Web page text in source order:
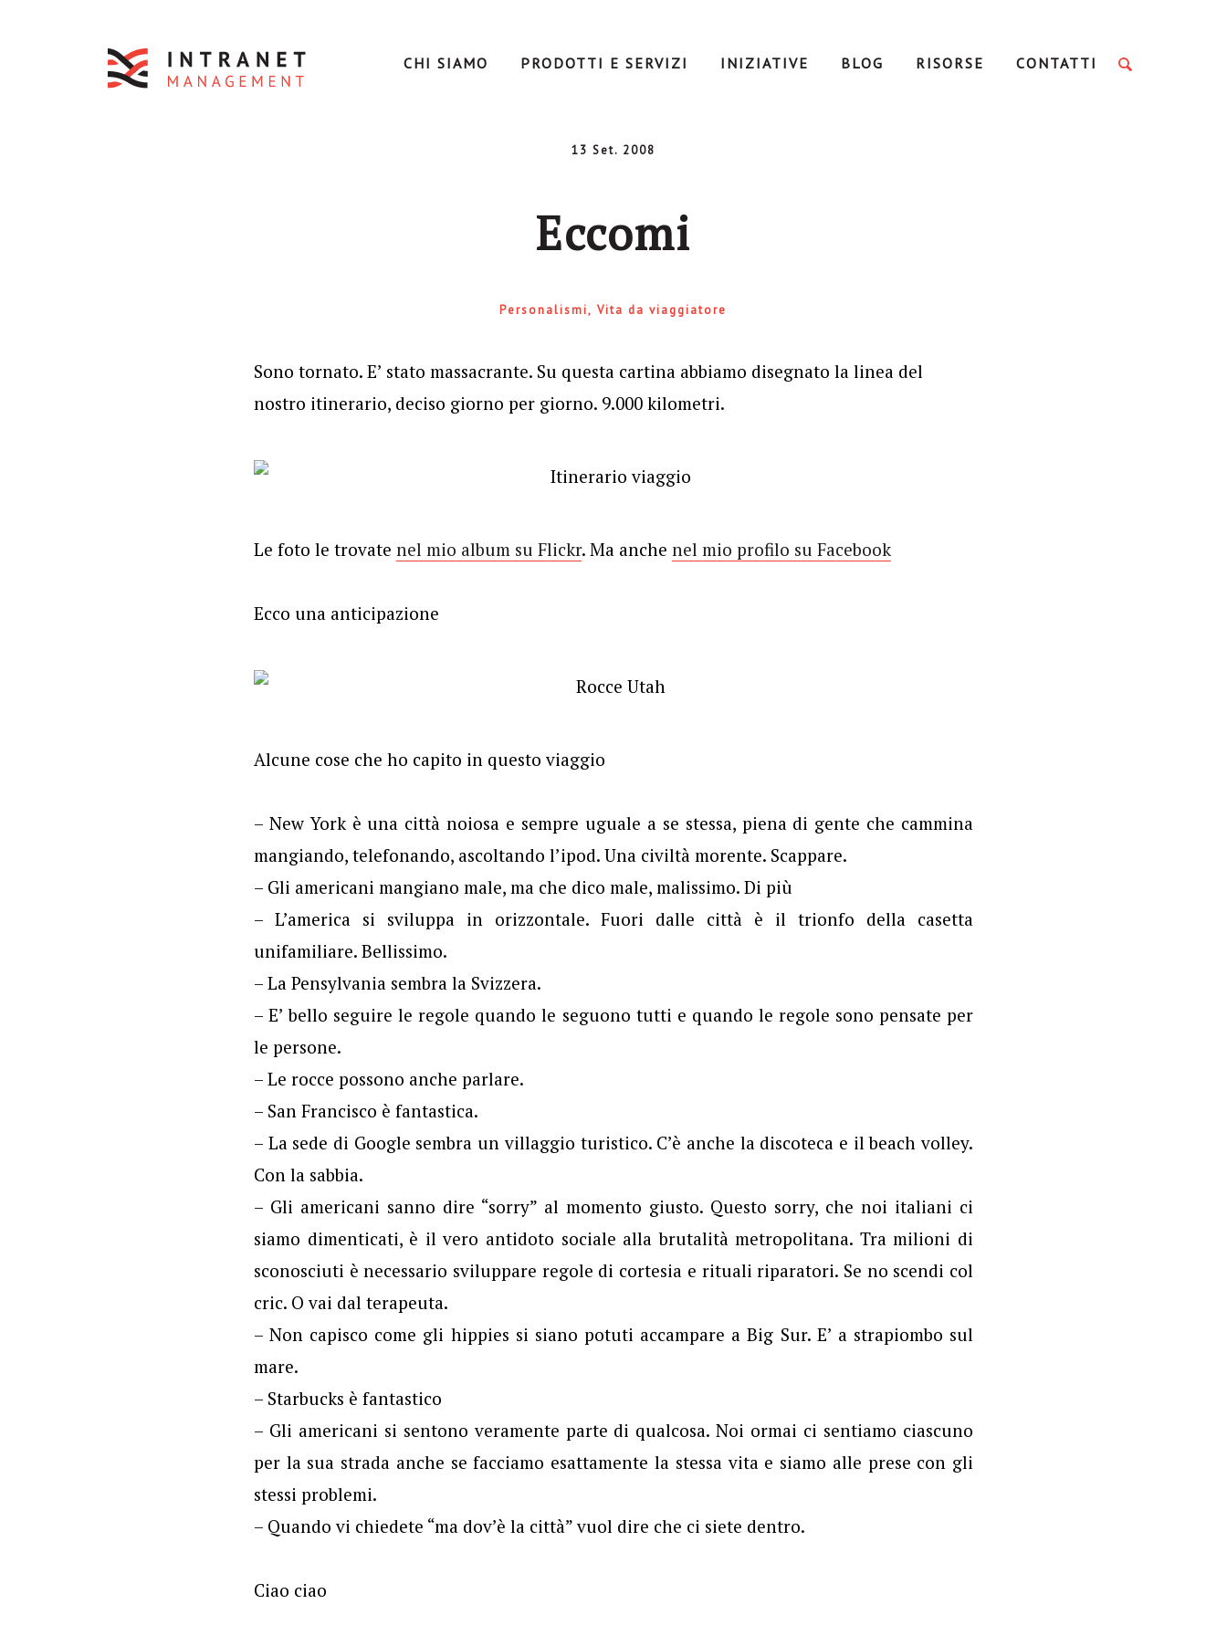
CHI SIAMO PRODOTTI E SERVIZI INIZIATIVE BLOG RISORSE CONTATTI
13 Set. 2008
Eccomi
Personalismi Vita da viaggiatore
Sono tornato. E’ stato massacrante. Su questa cartina abbiamo disegnato la linea del
nostro itinerario, deciso giorno per giorno. 9.000 kilometri.
Le foto le trovate nel mio album su Flickr. Ma anche nel mio profilo su Facebook
Ecco una anticipazione
Alcune cose che ho capito in questo viaggio
– New York è una città noiosa e sempre uguale a se stessa, piena di gente che cammina
mangiando, telefonando, ascoltando l’ipod. Una civiltà morente. Scappare.
– Gli americani mangiano male, ma che dico male, malissimo. Di più
– L’america si sviluppa in orizzontale. Fuori dalle città è il trionfo della casetta
unifamiliare. Bellissimo.
– La Pensylvania sembra la Svizzera.
– E’ bello seguire le regole quando le seguono tutti e quando le regole sono pensate per
le persone.
– Le rocce possono anche parlare.
– San Francisco è fantastica.
– La sede di Google sembra un villaggio turistico. C’è anche la discoteca e il beach volley.
Con la sabbia.
– Gli americani sanno dire “sorry” al momento giusto. Questo sorry, che noi italiani ci
siamo dimenticati, è il vero antidoto sociale alla brutalità metropolitana. Tra milioni di
sconosciuti è necessario sviluppare regole di cortesia e rituali riparatori. Se no scendi col
cric. O vai dal terapeuta.
– Non capisco come gli hippies si siano potuti accampare a Big Sur. E’ a strapiombo sul
mare.
– Starbucks è fantastico
– Gli americani si sentono veramente parte di qualcosa. Noi ormai ci sentiamo ciascuno
per la sua strada anche se facciamo esattamente la stessa vita e siamo alle prese con gli
stessi problemi.
– Quando vi chiedete “ma dov’è la città” vuol dire che ci siete dentro.
Ciao ciao